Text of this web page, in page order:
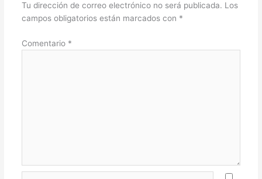
Tu dirección de correo electrónico no será publicada. Los
campos obligatorios están marcados con *
Comentario *